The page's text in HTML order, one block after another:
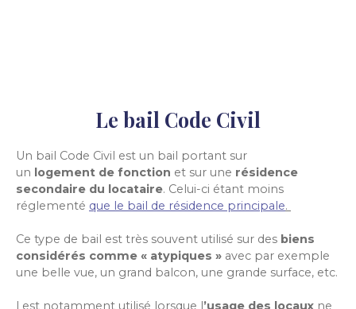
Le bail Code Civil
Un bail Code Civil est un bail portant sur
un logement de fonction et sur une résidence
secondaire du locataire. Celui-ci étant moins
réglementé que le bail de résidence principale.
Ce type de bail est très souvent utilisé sur des biens
considérés comme « atypiques » avec par exemple
une belle vue, un grand balcon, une grande surface, etc.
l est notamment utilisé lorsque l’usage des locaux ne